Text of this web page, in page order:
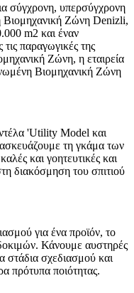
σύγχρονη, υπερσύγχρονη
Ζώνη Denizli,
m2 και έναν
παραγωγικές της
Ζώνη, η εταιρεία
Βιομηχανική Ζώνη
'Utility Model και
τη γκάμα των
και γοητευτικές και
διακόσμηση του σπιτιού
για ένα προϊόν, το
Κάνουμε αυστηρές
στάδια σχεδιασμού και
πρότυπα ποιότητας.